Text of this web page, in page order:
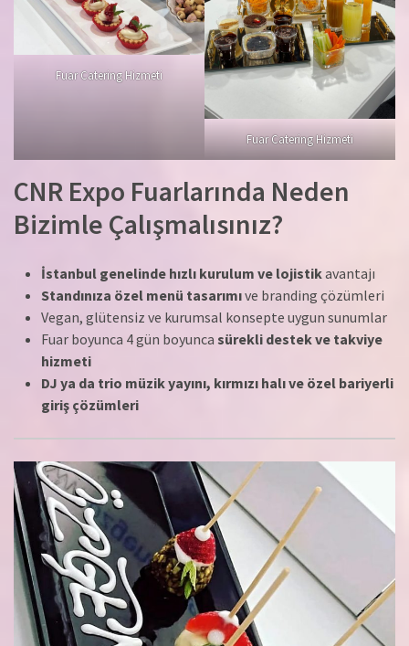
Fuar Catering Hizmeti
Fuar Catering Hizmeti
CNR Expo Fuarlarında Neden
Bizimle Çalışmalısınız?
İstanbul genelinde hızlı kurulum ve lojistikavantajı
Standınıza özel menü tasarımıve branding çözümleri
Vegan, glütensiz ve kurumsal konsepte uygun sunumlar
Fuar boyunca 4 gün boyunca sürekli destek ve takviye
hizmeti
DJ ya da trio müzik yayını, kırmızı halı ve özel bariyerli
giriş çözümleri